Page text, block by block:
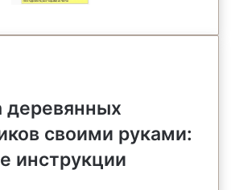
деревянных
своими руками:
инструкции